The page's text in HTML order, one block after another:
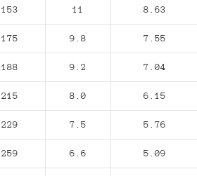
153 11 8.63
175 9.8 7.55
188 9.2 7.04
215 8.0 6.15
229 7.5 5.76
259 6.6 5.09